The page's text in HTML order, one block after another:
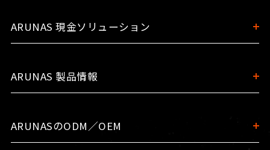
ARUNAS 現金ソリューション
ARUNAS 製品情報
ARUNASのODM／OEM